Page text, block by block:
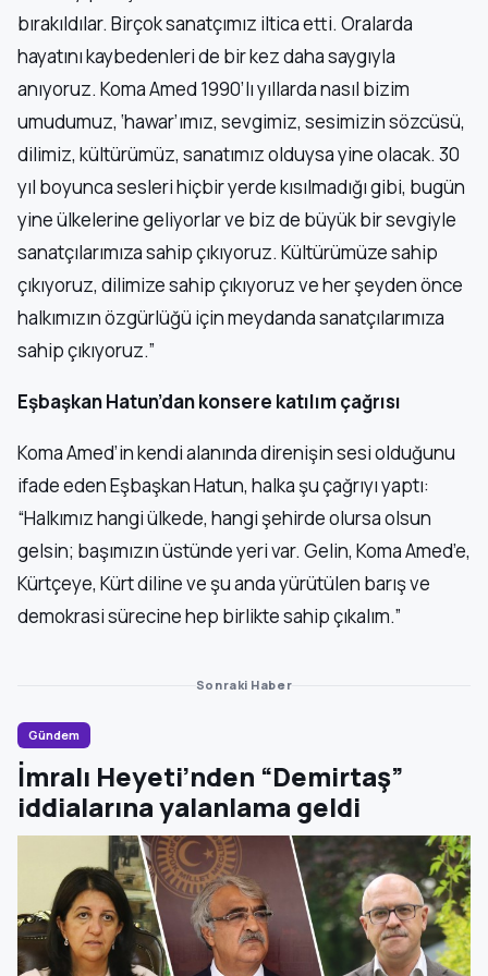
bırakıldılar. Birçok sanatçımız iltica etti. Oralarda
hayatını kaybedenleri de bir kez daha saygıyla
anıyoruz. Koma Amed 1990’lı yıllarda nasıl bizim
umudumuz, ‘hawar’ımız, sevgimiz, sesimizin sözcüsü,
dilimiz, kültürümüz, sanatımız olduysa yine olacak. 30
yıl boyunca sesleri hiçbir yerde kısılmadığı gibi, bugün
yine ülkelerine geliyorlar ve biz de büyük bir sevgiyle
sanatçılarımıza sahip çıkıyoruz. Kültürümüze sahip
çıkıyoruz, dilimize sahip çıkıyoruz ve her şeyden önce
halkımızın özgürlüğü için meydanda sanatçılarımıza
sahip çıkıyoruz.”
Eşbaşkan Hatun’dan konsere katılım çağrısı
Koma Amed’in kendi alanında direnişin sesi olduğunu
ifade eden Eşbaşkan Hatun, halka şu çağrıyı yaptı:
“Halkımız hangi ülkede, hangi şehirde olursa olsun
gelsin; başımızın üstünde yeri var. Gelin, Koma Amed’e,
Kürtçeye, Kürt diline ve şu anda yürütülen barış ve
demokrasi sürecine hep birlikte sahip çıkalım.”
Sonraki Haber
Gündem
İmralı Heyeti’nden “Demirtaş”
iddialarına yalanlama geldi